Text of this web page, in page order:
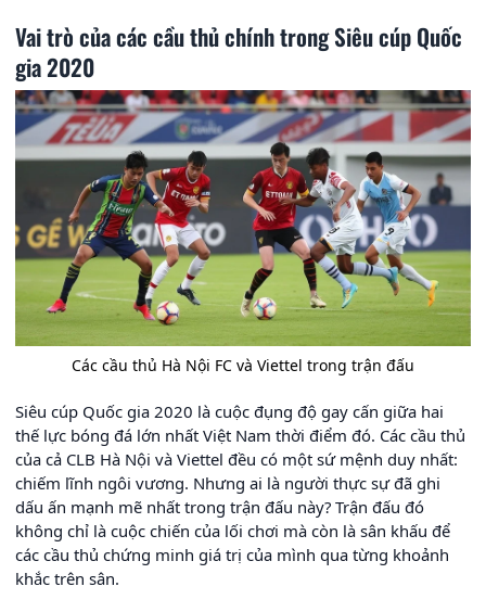
Vai trò của các cầu thủ chính trong Siêu cúp Quốc
gia 2020
Các cầu thủ Hà Nội FC và Viettel trong trận đấu
Siêu cúp Quốc gia 2020 là cuộc đụng độ gay cấn giữa hai
thế lực bóng đá lớn nhất Việt Nam thời điểm đó. Các cầu thủ
của cả CLB Hà Nội và Viettel đều có một sứ mệnh duy nhất:
chiếm lĩnh ngôi vương. Nhưng ai là người thực sự đã ghi
dấu ấn mạnh mẽ nhất trong trận đấu này? Trận đấu đó
không chỉ là cuộc chiến của lối chơi mà còn là sân khấu để
các cầu thủ chứng minh giá trị của mình qua từng khoảnh
khắc trên sân.